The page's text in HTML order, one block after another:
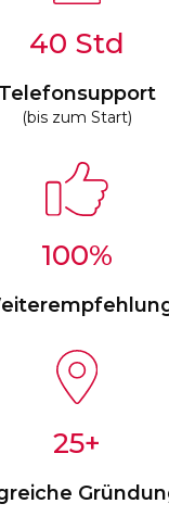
40
Telefonsupport
(bis zum Start)
100%
25